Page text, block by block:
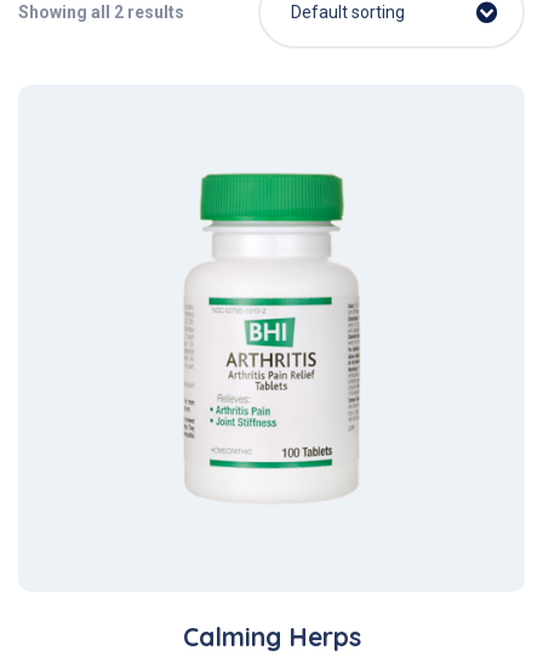
Showing all 2 results Default sorting
Calming Herps